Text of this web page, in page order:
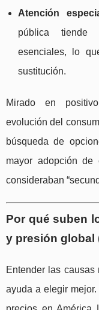
Atención
pública tiende
esenciales, lo
sustitución.
Mirado en
evolución del
búsqueda de
mayor adopción
consideraban
Por qué suben
y presión global
Entender las
ayuda a elegir